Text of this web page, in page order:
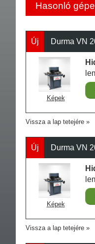
Hasonló
Új Durma VN
Képek
Vissza a lap tetejére
Új Durma VN
Képek
Vissza a lap tetejére